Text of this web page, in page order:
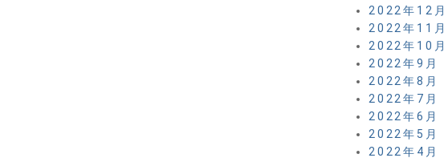
2022年12月
2022年11月
2022年10月
2022年9月
2022年8月
2022年7月
2022年6月
2022年5月
2022年4月